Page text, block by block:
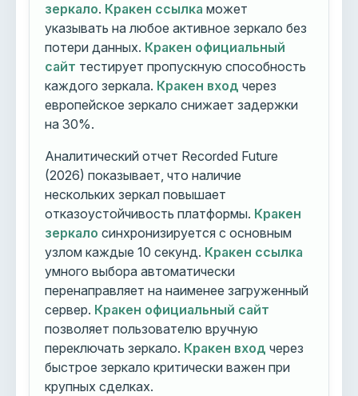
зеркало. Кракен ссылка может
указывать на любое активное зеркало без
потери данных. Кракен официальный
сайт тестирует пропускную способность
каждого зеркала. Кракен вход через
европейское зеркало снижает задержки
на 30%.
Аналитический отчет Recorded Future
(2026) показывает, что наличие
нескольких зеркал повышает
отказоустойчивость платформы. Кракен
зеркало синхронизируется с основным
узлом каждые 10 секунд. Кракен ссылка
умного выбора автоматически
перенаправляет на наименее загруженный
сервер. Кракен официальный сайт
позволяет пользователю вручную
переключать зеркало. Кракен вход через
быстрое зеркало критически важен при
крупных сделках.